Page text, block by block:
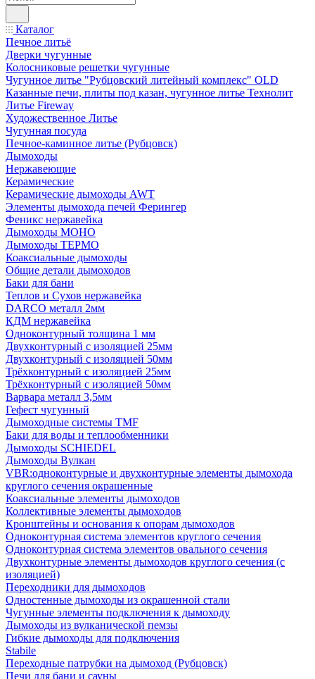
Каталог
Печное литьё
Дверки чугунные
Колосниковые решетки чугунные
Чугунное литье "Рубцовский литейный комплекс" OLD
Казанные печи, плиты под казан, чугунное литье Технолит
Литье Fireway
Художественное Литье
Чугунная посуда
Печное-каминное литье (Рубцовск)
Дымоходы
Нержавеющие
Керамические
Керамические дымоходы AWT
Элементы дымохода печей Ферингер
Феникс нержавейка
Дымоходы МОНО
Дымоходы ТЕРМО
Коаксиальные дымоходы
Общие детали дымоходов
Баки для бани
Теплов и Сухов нержавейка
DARCO металл 2мм
КДМ нержавейка
Одноконтурный толщина 1 мм
Двухконтурный с изоляцией 25мм
Двухконтурный с изоляцией 50мм
Трёхконтурный с изоляцией 25мм
Трёхконтурный с изоляцией 50мм
Варвара металл 3,5мм
Гефест чугунный
Дымоходные системы TMF
Баки для воды и теплообменники
Дымоходы SCHIEDEL
Дымоходы Вулкан
VBR:одноконтурные и двухконтурные элементы дымохода
круглого сечения окрашенные
Коаксиальные элементы дымоходов
Коллективные элементы дымоходов
Кронштейны и основания к опорам дымоходов
Одноконтурная система элементов круглого сечения
Одноконтурная система элементов овального сечения
Двухконтурные элементы дымоходов круглого сечения (с
изоляцией)
Переходники для дымоходов
Одностенные дымоходы из окрашенной стали
Чугунные элементы подключения к дымоходу
Дымоходы из вулканической пемзы
Гибкие дымоходы для подключения
Stabile
Переходные патрубки на дымоход (Рубцовск)
Печи для бани и сауны